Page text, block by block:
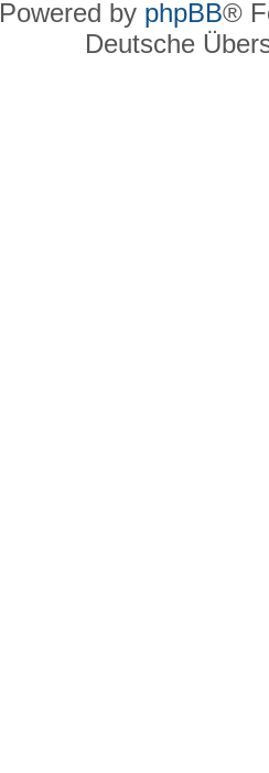
Powered by phpBB®
Deutsche